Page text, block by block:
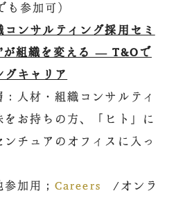
参加可）
コンサルティング採用セミ
が組織を変える ― T&Oで
キャリア
人材・組織コンサルティ
お持ちの方、「ヒト」に
チュアのオフィスに入っ
参加用；Careers /オンラ